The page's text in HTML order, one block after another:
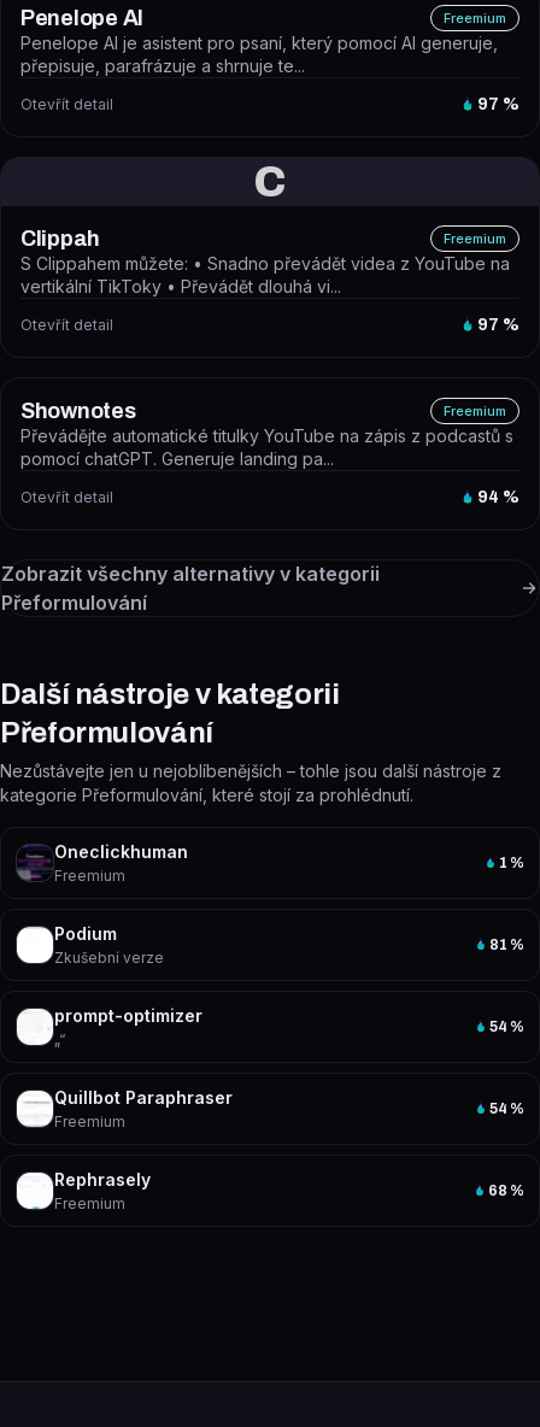
Penelope AI Freemium
Penelope AI je asistent pro psaní, který pomocí AI generuje,
přepisuje, parafrázuje a shrnuje te...
Otevřít detail 97 %
C
Clippah Freemium
S Clippahem můžete: • Snadno převádět videa z YouTube na
vertikální TikToky • Převádět dlouhá vi...
Otevřít detail 97 %
Shownotes Freemium
Převádějte automatické titulky YouTube na zápis z podcastů s
pomocí chatGPT. Generuje landing pa...
Otevřít detail 94 %
Zobrazit všechny alternativy v kategorii
Přeformulování
Další nástroje v kategorii
Přeformulování
Nezůstávejte jen u nejoblíbenějších – tohle jsou další nástroje z
kategorie Přeformulování, které stojí za prohlédnutí.
Oneclickhuman
Freemium
1 %
Podium
Zkušební verze
81 %
prompt-optimizer
„“
54 %
Quillbot Paraphraser
Freemium
54 %
Rephrasely
Freemium
68 %